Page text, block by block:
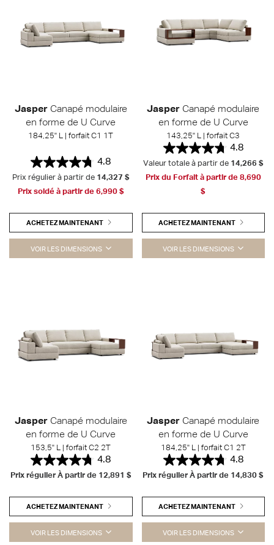
JasperCanapé modulaire
en forme de U Curve
184,25" L | forfait C1 1T
4.8
Prix régulier à partir de 14,327 $
Prix soldé à partir de 6,990 $
ACHETEZ MAINTENANT
VOIR LES DIMENSIONS
Jasper Canapé modulaire
en forme de U Curve
143,25" L | forfait C3
4.8
Valeur totale à partir de 14,266 $
Prix du Forfait à partir de 8,690
$
ACHETEZ MAINTENANT
VOIR LES DIMENSIONS
JasperCanapé modulaire
en forme de U Curve
153,5" L | forfait C2 2T
4.8
Prix régulier À partir de 12,891 $
ACHETEZ MAINTENANT
VOIR LES DIMENSIONS
Jasper Canapé modulaire
en forme de U Curve
184,25" L | forfait C1 2T
4.8
Prix régulier À partir de 14,830 $
ACHETEZ MAINTENANT
VOIR LES DIMENSIONS